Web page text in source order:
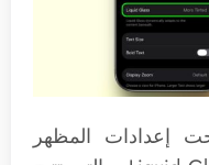
إعدادات المظهر